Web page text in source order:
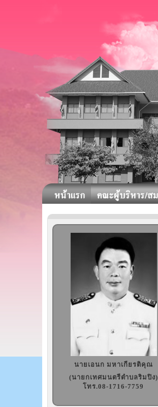
นายเอนก มหาเกียรติคุณ
(นายกเทศมนตรีตำบลริมปิง)
โทร.08-1716-7759